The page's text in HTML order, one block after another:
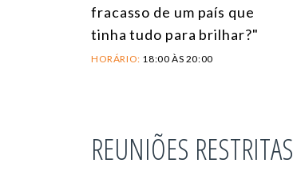
fracasso de um país que
tinha tudo para brilhar?"
HORÁRIO: 18:00 ÀS 20:00
REUNIÕES RESTRITAS